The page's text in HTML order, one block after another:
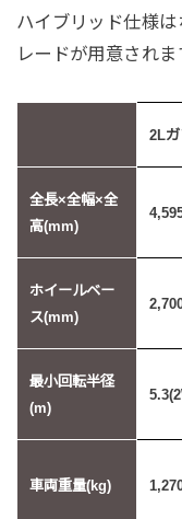
ハイブリッド仕様
レードが用意されま
2L
全長×全幅×全
高(mm)
ホイールベー
ス(mm)
最小回転半径
(m)
車両重量(kg)